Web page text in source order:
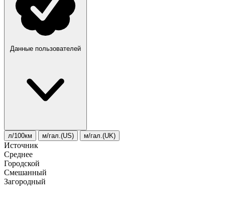
Данные пользователей
л/100км м/гал.(US) м/гал.(UK)
Источник
Среднее
Городской
Смешанный
Загородный